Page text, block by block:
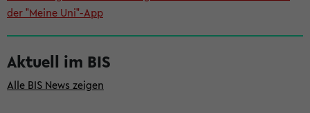
e
der "Meine Uni"-App
Aktuell im BIS
Alle BIS News zeigen